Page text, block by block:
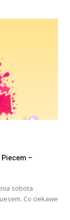
Piecem –
sobota
Co ciekawe